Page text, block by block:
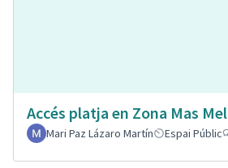
Accés platja en Zona Mas Mel
Mari Paz Lázaro Martín
Espai Públic